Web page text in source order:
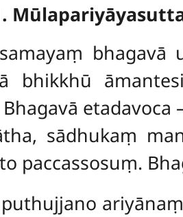
bhagavā
āmantesi –
etadavoca
sādhukaṃ
paccassosuṃ.
puthujjano